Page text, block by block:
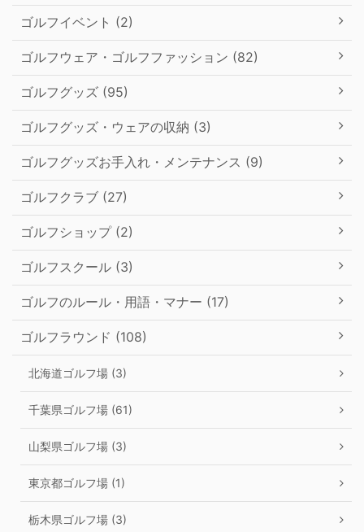
ゴルフイベント (2)
ゴルフウェア・ゴルフファッション (82)
ゴルフグッズ (95)
ゴルフグッズ・ウェアの収納 (3)
ゴルフグッズお手入れ・メンテナンス (9)
ゴルフクラブ (27)
ゴルフショップ (2)
ゴルフスクール (3)
ゴルフのルール・用語・マナー (17)
ゴルフラウンド (108)
北海道ゴルフ場 (3)
千葉県ゴルフ場 (61)
山梨県ゴルフ場 (3)
東京都ゴルフ場 (1)
栃木県ゴルフ場 (3)